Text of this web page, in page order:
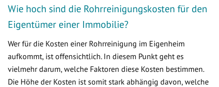
Wie hoch sind die Rohrreinigungskosten für den
Eigentümer einer Immobilie?
Wer für die Kosten einer Rohrreinigung im Eigenheim
aufkommt, ist offensichtlich. In diesem Punkt geht es
vielmehr darum, welche Faktoren diese Kosten bestimmen.
Die Höhe der Kosten ist somit stark abhängig davon, welche